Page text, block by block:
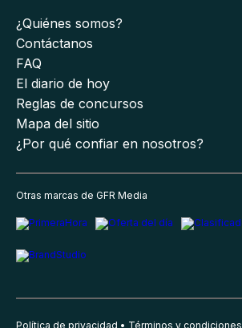
¿Quiénes somos?
Contáctanos
FAQ
El diario de hoy
Reglas de concursos
Mapa del sitio
¿Por qué confiar en nosotros?
Otras marcas de GFR Media
Política de privacidad Términos y condiciones